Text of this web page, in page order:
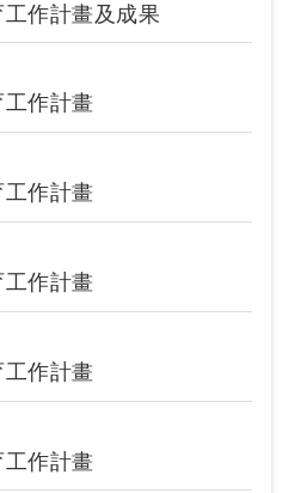
作計畫及成果
作計畫
作計畫
作計畫
作計畫
作計畫